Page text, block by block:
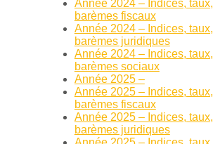
Année 2024 – Indices, taux,
barèmes fiscaux
Année 2024 – Indices, taux,
barèmes juridiques
Année 2024 – Indices, taux,
barèmes sociaux
Année 2025 –
Année 2025 – Indices, taux,
barèmes fiscaux
Année 2025 – Indices, taux,
barèmes juridiques